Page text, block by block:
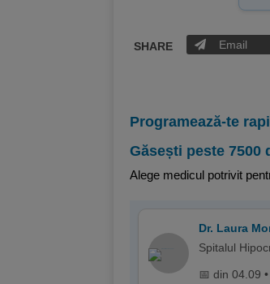
SHARE Email
Programează-te
Găsești peste 7500
Alege medicul potrivit
Dr. Laura
Spitalul
📅 din 04.09